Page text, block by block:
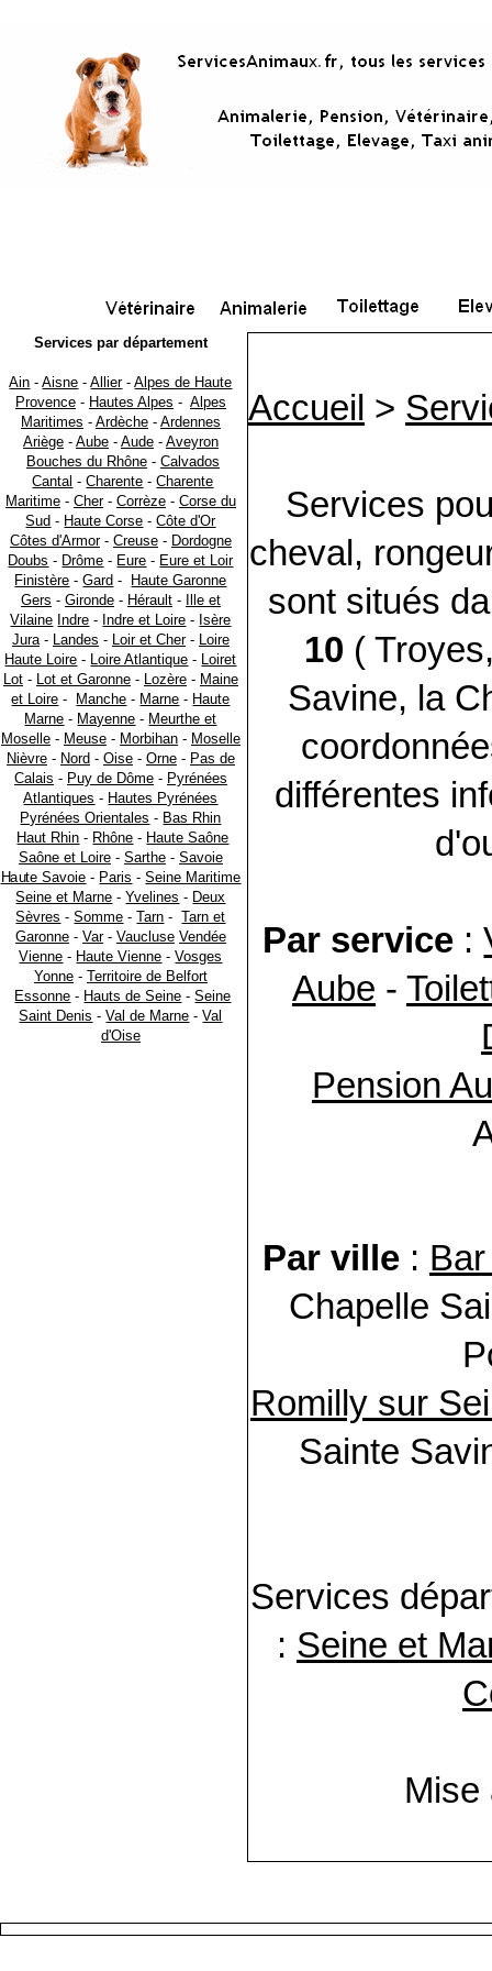
Services par département
Ain -Aisne -Allier-Alpes de Haute
Provence - Hautes Alpes - Alpes
Maritimes - Ardèche - Ardennes
Ariège - Aube - Aude - Aveyron
Bouches du Rhône - Calvados
Cantal -Charente -Charente
Maritime - Cher- Corrèze - Corse du
Sud - Haute Corse -Côte d'Or
Côtes d'Armor- Creuse - Dordogne
Doubs - Drôme - Eure - Eure et Loir
Finistère -Gard - Haute Garonne
Gers - Gironde - Hérault -
Ille et
Vilaine Indre - Indre et Loire - Isère
Jura- Landes - Loir et Cher- Loire
Haute Loire - Loire Atlantique - Loiret
Lot - Lot et Garonne - Lozère - Maine
et Loire - Manche - Marne - Haute
Marne - Mayenne - Meurthe et
Moselle - Meuse - Morbihan - Moselle
Nièvre - Nord - Oise - Orne - Pas de
Calais - Puy de Dôme - Pyrénées
Atlantiques - Hautes Pyrénées
Pyrénées Orientales - Bas Rhin
Haut Rhin - Rhône - Haute Saône
Saône et Loire - Sarthe - Savoie
Haute Savoie - Paris -Seine Maritime
Seine et Marne -Yvelines - Deux
Sèvres -Somme -Tarn -Tarn et
Garonne - Var- Vaucluse Vendée
Vienne - Haute Vienne -Vosges
Yonne - Territoire de Belfort
Essonne - Hauts de Seine -Seine
Saint Denis -Val de Marne -Val
d'Oise
Accueil >
Services
cheval,
sont situés
10 (
Savine, la
différentes
Par service :
Aube -
Pension
Par ville :
Chapelle
Romilly sur
Sainte
Services
: Seine et
Mise